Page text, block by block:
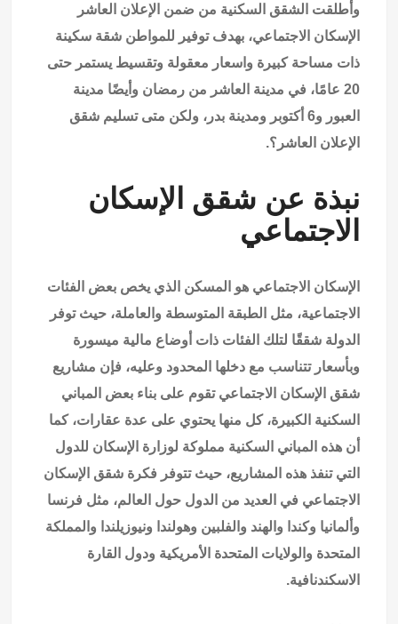
وأُطلقت الشقق السكنية من ضمن الإعلان العاشر
الإسكان الاجتماعي، بهدف توفير للمواطن شقة سكينة
ذات مساحة كبيرة واسعار معقولة وتقسيط يستمر حتى
20 عامًا، في مدينة العاشر من رمضان وأيضًا مدينة
العبور و6 أكتوبر ومدينة بدر، ولكن متى تسليم شقق
الإعلان العاشر؟.
نبذة عن شقق الإسكان
الاجتماعي
الإسكان الاجتماعي هو المسكن الذي يخص بعض الفئات
الاجتماعية، مثل الطبقة المتوسطة والعاملة، حيث توفر
الدولة شققًا لتلك الفئات ذات أوضاع مالية ميسورة
وبأسعار تتناسب مع دخلها المحدود وعليه، فإن مشاريع
شقق الإسكان الاجتماعي تقوم على بناء بعض المباني
السكنية الكبيرة، كل منها يحتوي على عدة عقارات، كما
أن هذه المباني السكنية مملوكة لوزارة الإسكان للدول
التي تنفذ هذه المشاريع، حيث تتوفر فكرة شقق الإسكان
الاجتماعي في العديد من الدول حول العالم، مثل فرنسا
وألمانيا وكندا والهند والفلبين وهولندا ونيوزيلندا والمملكة
المتحدة والولايات المتحدة الأمريكية ودول القارة
الاسكندنافية.